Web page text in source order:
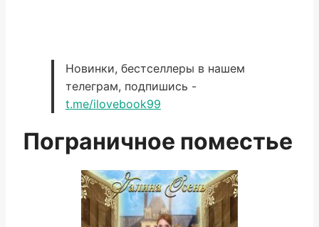
Новинки, бестселлеры в нашем
телеграм, подпишись -
t.me/ilovebook99
Пограничное поместье